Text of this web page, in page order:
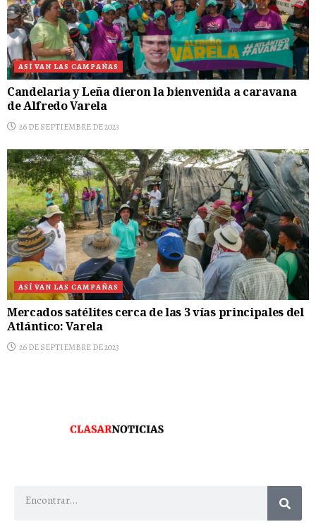
ASÍ VAN LAS CAMPAÑAS
Candelaria y Leña dieron la bienvenida a caravana
de Alfredo Varela
26 DE SEPTIEMBRE DE 2023
ASÍ VAN LAS CAMPAÑAS
Mercados satélites cerca de las 3 vías principales del
Atlántico: Varela
26 DE SEPTIEMBRE DE 2023